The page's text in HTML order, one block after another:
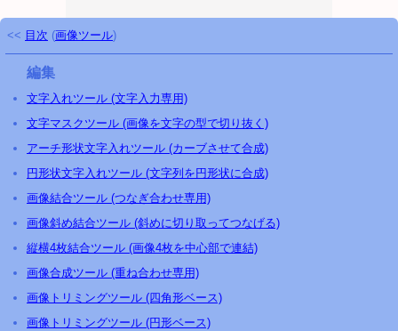
<< 目次 (画像ツール)
編集
文字入れツール (文字入力専用)
文字マスクツール (画像を文字の型で切り抜く)
アーチ形状文字入れツール (カーブさせて合成)
円形状文字入れツール (文字列を円形状に合成)
画像結合ツール (つなぎ合わせ専用)
画像斜め結合ツール (斜めに切り取ってつなげる)
縦横4枚結合ツール (画像4枚を中心部で連結)
画像合成ツール (重ね合わせ専用)
画像トリミングツール (四角形ベース)
画像トリミングツール (円形ベース)